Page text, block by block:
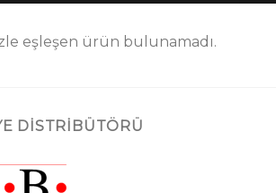
eşleşen ürün bulunamadı.
DISTRIBÜTÖRÜ